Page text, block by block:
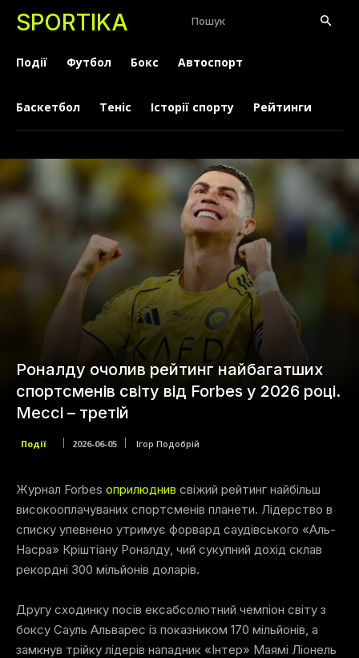
SPORTIKA Пошук
Події Футбол Бокс Автоспорт
Баскетбол Теніс Історії спорту Рейтинги
Роналду очолив рейтинг найбагатших
спортсменів світу від Forbes у 2026 році.
Мессі – третій
Події 2026-06-05 Ігор Подобрій
Журнал Forbes оприлюднив свіжий рейтинг найбільш
високооплачуваних спортсменів планети. Лідерство в
списку упевнено утримує форвард саудівського «Аль-
Насра» Кріштіану Роналду, чий сукупний дохід склав
рекордні 300 мільйонів доларів.
Другу сходинку посів ексабсолютний чемпіон світу з
боксу Сауль Альварес із показником 170 мільйонів, а
замкнув трійку лідерів нападник «Інтер» Маямі Ліонель